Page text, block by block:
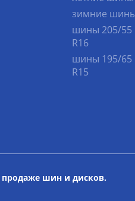
зимние
шины 205/55
R16
шины 195/65
R15
продаже шин и дисков.